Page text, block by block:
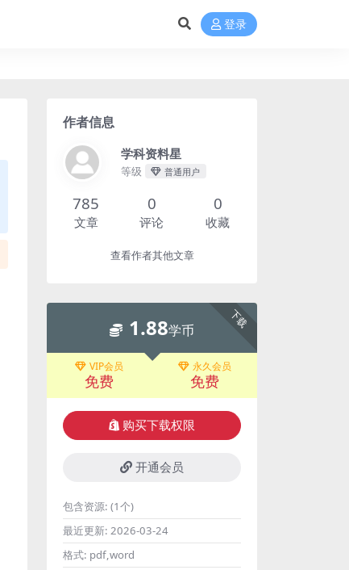
登录
作者信息
学科资料星
等级 普通用户
785
文章
0
评论
0
收藏
查看作者其他文章
下载
1.88学币
VIP会员
免费
永久会员
免费
购买下载权限
开通会员
包含资源: (1个)
最近更新: 2026-03-24
格式: pdf,word